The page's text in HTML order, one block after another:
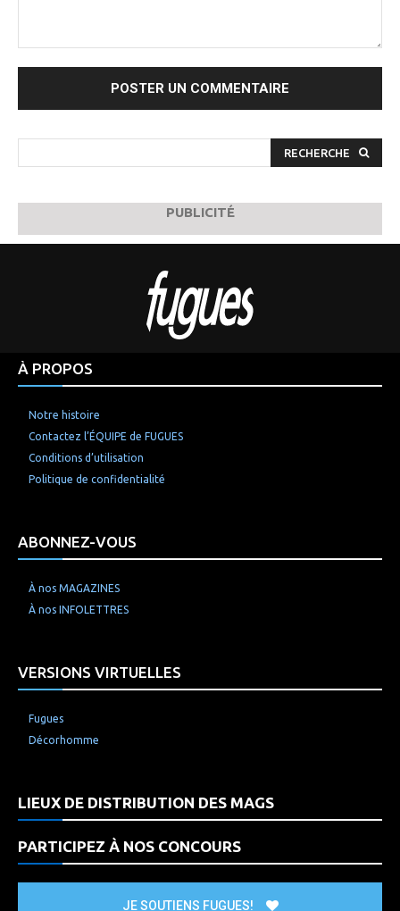
RECHERCHE
PUBLICITÉ
À PROPOS
Notre histoire
Contactez l’ÉQUIPE de FUGUES
Conditions d’utilisation
Politique de confidentialité
ABONNEZ-VOUS
À nos MAGAZINES
À nos INFOLETTRES
VERSIONS VIRTUELLES
Fugues
Décorhomme
LIEUX DE DISTRIBUTION DES MAGS
PARTICIPEZ À NOS CONCOURS
JE SOUTIENS FUGUES!